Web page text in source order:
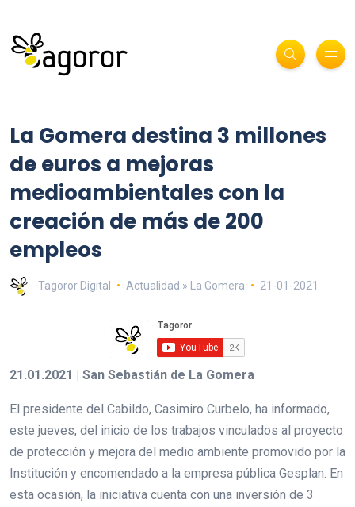
La Gomera destina 3 millones
de euros a mejoras
medioambientales con la
creación de más de 200
empleos
Tagoror Digital Actualidad » La Gomera 21-01-2021
21.01.2021 | San Sebastián de La Gomera
El presidente del Cabildo, Casimiro Curbelo, ha informado,
este jueves, del inicio de los trabajos vinculados al proyecto
de protección y mejora del medio ambiente promovido por la
Institución y encomendado a la empresa pública Gesplan. En
esta ocasión, la iniciativa cuenta con una inversión de 3